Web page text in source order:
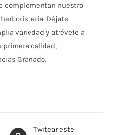
complementan nuestro
Déjate
variedad y atrévete a
primera calidad,
Granado.
Twitear este